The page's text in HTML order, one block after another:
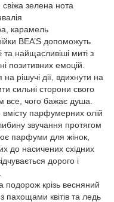
свіжа зелена нота
карамель
BEA’S допоможуть
та найщасливіші миті з
позитивних емоцій.
рішучі дії, вдихнути на
сильні сторони свого
все, чого бажає душа.
вмісту парфумерних олій
звучання протягом
парфуми для жінок,
до насичених східних
дорого і
подорож крізь весняний
пахощами квітів та ледь